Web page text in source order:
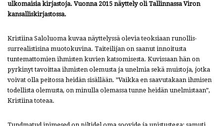
ulkomaisia kirjastoja. Vuonna 2015 näyttely oli Tallinnassa Viron
kansalliskirjastossa.
Kristiina Saloluoma kuvaa näyttelyssä olevia teoksiaan runollis-
surrealistisina muotokuvina. Taiteilijan on saanut innoitusta
tuntemattomien ihmisten kuvien katsomisesta. Kuvissaan hän on
pyrkinyt tavoittaa ihmisten olemusta ja unelmia sekä muistoja, jotka
voivat olla peitossa heidän sisällään. ”Vaikka en saavutakaan ihmisen
todellista olemusta, on minulla olemassa tunne heidän unelmistaan”,
Kristiina toteaa.